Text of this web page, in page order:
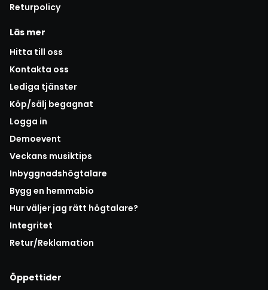
Returpolicy
Läs mer
Hitta till oss
Kontakta oss
Lediga tjänster
Köp/sälj begagnat
Logga in
Demoevent
Veckans musiktips
Inbyggnadshögtalare
Bygg en hemmabio
Hur väljer jag rätt högtalare?
Integritet
Retur/Reklamation
Öppettider